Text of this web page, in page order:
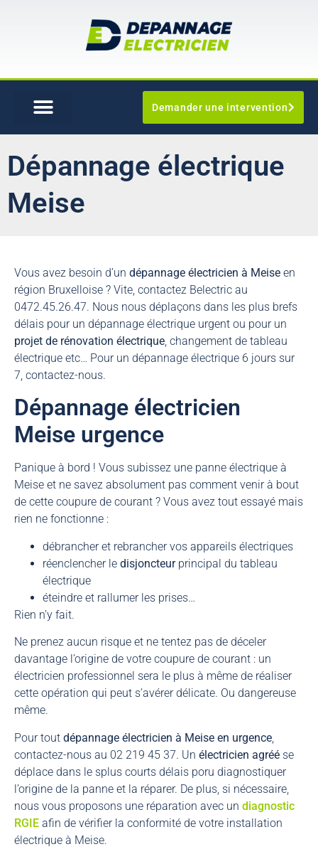
Demander une intervention
Dépannage électrique
Meise
Vous avez besoin d’un dépannage électricien à Meise en
région Bruxelloise ? Vite, contactez Belectric au
0472.45.26.47. Nous nous déplaçons dans les plus brefs
délais pour un dépannage électrique urgent ou pour un
projet de rénovation électrique, changement de tableau
électrique etc… Pour un dépannage électrique 6 jours sur
7, contactez-nous.
Dépannage électricien
Meise urgence
Panique à bord ! Vous subissez une panne électrique à
Meise et ne savez absolument pas comment venir à bout
de cette coupure de courant ? Vous avez tout essayé mais
rien ne fonctionne :
débrancher et rebrancher vos appareils électriques
réenclencher le disjoncteur principal du tableau
électrique
éteindre et rallumer les prises…
Rien n’y fait.
Ne prenez aucun risque et ne tentez pas de déceler
davantage l’origine de votre coupure de courant : un
électricien professionnel sera le plus à même de réaliser
cette opération qui peut s’avérer délicate. Ou dangereuse
même.
Pour tout dépannage électricien à Meise en urgence
contactez-nous au 02 219 45 37. Un électricien agréé se
déplace dans le splus courts délais poru diagnostiquer
l’origine de la panne et la réparer. De plus, si nécessaire,
nous vous proposons une réparation avec un diagnostic
RGIE afin de vérifier la conformité de votre installation
électrique à Meise.